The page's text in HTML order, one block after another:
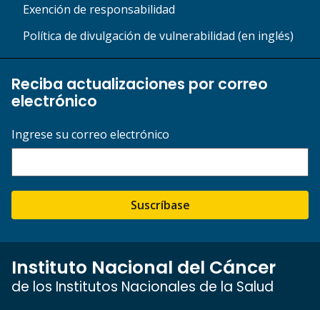
Exención de responsabilidad
Política de divulgación de vulnerabilidad (en inglés)
Reciba actualizaciones por correo
electrónico
Ingrese su correo electrónico
Suscríbase
Instituto Nacional del Cáncer
de los Institutos Nacionales de la Salud